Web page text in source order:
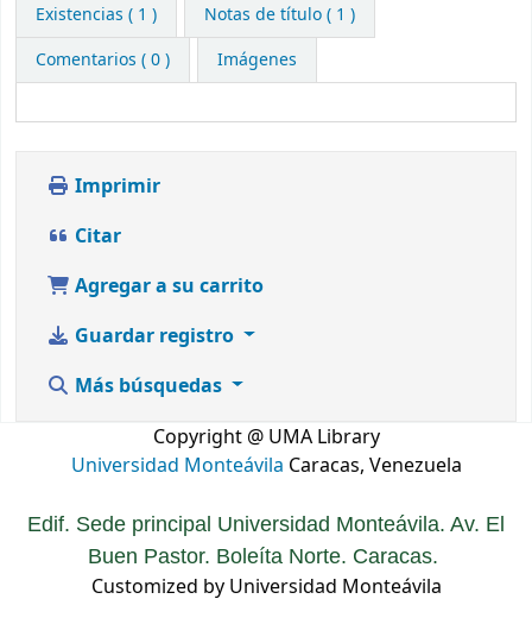
Existencias ( 1 )
Notas de título ( 1 )
Comentarios ( 0 )
Imágenes
Imprimir
Citar
Agregar a su carrito
Guardar registro
Más búsquedas
Copyright @ UMA Library
Universidad Monteávila Caracas, Venezuela
Edif. Sede principal Universidad Monteávila. Av. El
Buen Pastor. Boleíta Norte. Caracas.
Customized by Universidad Monteávila